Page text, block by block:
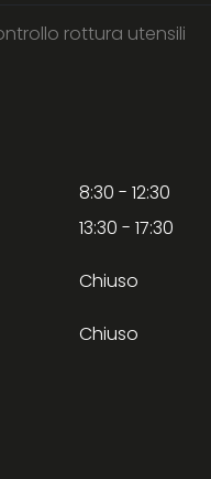
rottura utensili
8:30 - 12:30
13:30 - 17:30
Chiuso
Chiuso